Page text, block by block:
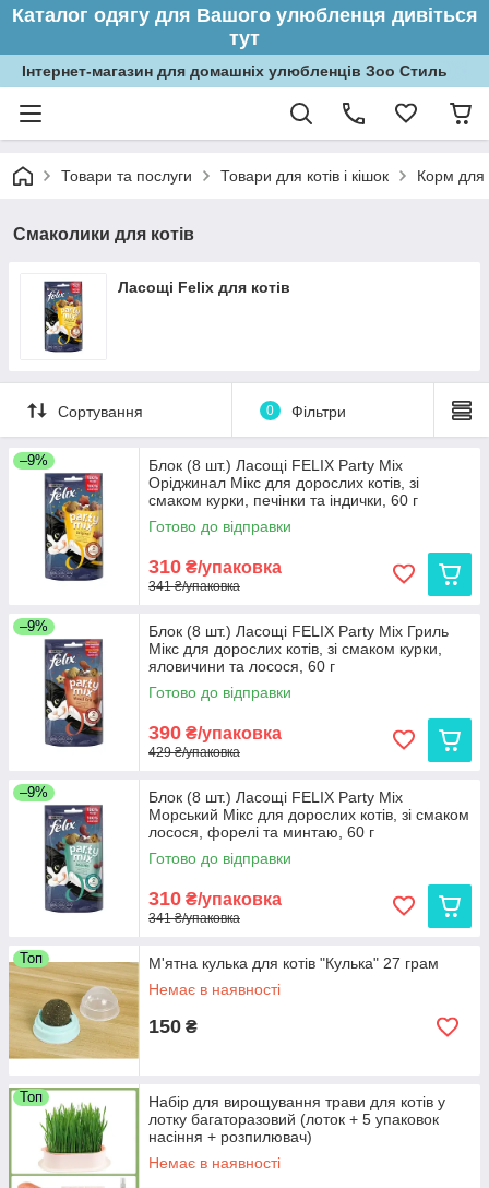
Каталог одягу для Вашого улюбленця дивіться
тут
Інтернет-магазин для домашніх улюбленців Зоо Стиль
Товари та послуги Товари для котів і кішок Корм для
Смаколики для котів
Ласощі Felix для котів
Сортування 0 Фільтри
–9%
Блок (8 шт.) Ласощі FELIX Party Mix
Оріджинал Мікс для дорослих котів, зі
смаком курки, печінки та індички, 60 г
Готово до відправки
310 ₴/упаковка
341 ₴/упаковка
–9%
Блок (8 шт.) Ласощі FELIX Party Mix Гриль
Мікс для дорослих котів, зі смаком курки,
яловичини та лосося, 60 г
Готово до відправки
390 ₴/упаковка
429 ₴/упаковка
–9%
Блок (8 шт.) Ласощі FELIX Party Mix
Морський Мікс для дорослих котів, зі смаком
лосося, форелі та минтаю, 60 г
Готово до відправки
310 ₴/упаковка
341 ₴/упаковка
Топ
М'ятна кулька для котів "Кулька" 27 грам
Немає в наявності
150 ₴
Топ
Набір для вирощування трави для котів у
лотку багаторазовий (лоток + 5 упаковок
насіння + розпилювач)
Немає в наявності